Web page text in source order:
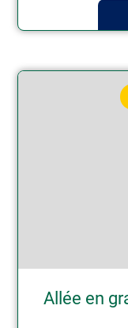
Allée en